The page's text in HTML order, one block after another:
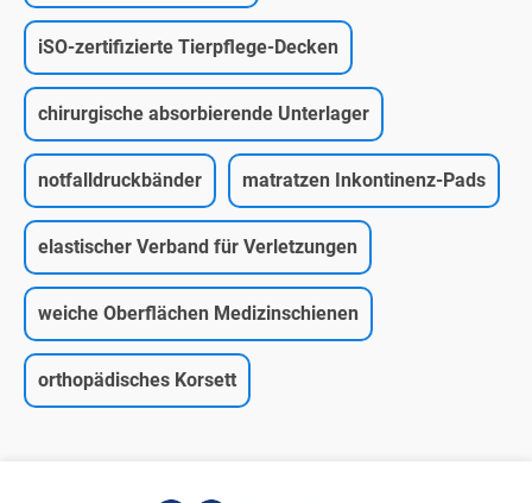
iSO-zertifizierte Tierpflege-Decken
chirurgische absorbierende Unterlager
notfalldruckbänder matratzen Inkontinenz-Pads
elastischer Verband für Verletzungen
weiche Oberflächen Medizinschienen
orthopädisches Korsett